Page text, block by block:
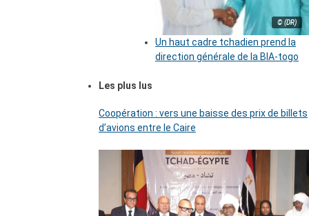
© (DR)
Un haut cadre tchadien prend la
direction générale de la BIA-togo
Les plus lus
Coopération : vers une baisse des prix de billets
d’avions entre le Caire